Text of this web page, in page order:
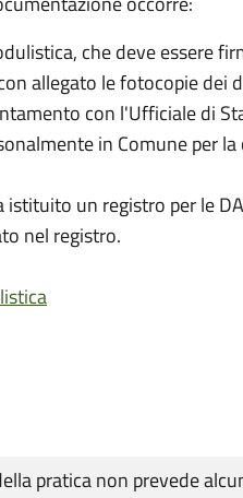
che deve essere
allegato le fotocopie dei
con l'Ufficiale di
in Comune per
istituito un registro per le
nel registro.
pratica non prevede